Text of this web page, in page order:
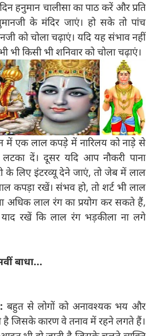
हनुमान चालीसा का पाठ करें और प्रति
के मंदिर जाएं। हो सके तो पांच
को चोला चढ़ाएं। यदि यह संभाव नहीं
भी किसी भी शनिवार को चोला चढ़ाएं।
एक लाल कपड़े में नारिलय को नाड़े से
दें। दूसर यदि आप नौकरी पाना
के लिए इंटरव्यू देने जाएं, तो जेब में लाल
कपड़ा रखें। संभव हो, तो शर्ट भी लाल
अधिक लाल रंग का प्रयोग कर सकते हैं,
रखें कि लाल रंग भड़कीला ना लगे
बाधा...
बहुत से लोगों को अनावश्यक भय और
है जिसके कारण वे तनाव में रहने लगते हैं।